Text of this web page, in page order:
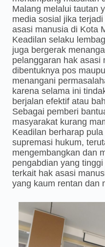
Malang melalui tautan
media sosial jika
asasi manusia di Kota
Keadilan selaku
juga bergerak
pelanggaran hak asasi
dibentuknya pos
menangani
karena selama ini
berjalan efektif atau
Sebagai pemberi
masyarakat kurang
Keadilan berharap
supremasi hukum,
mengembangkan dan
pengabdian yang
terkait hak asasi
yang kaum rentan dan